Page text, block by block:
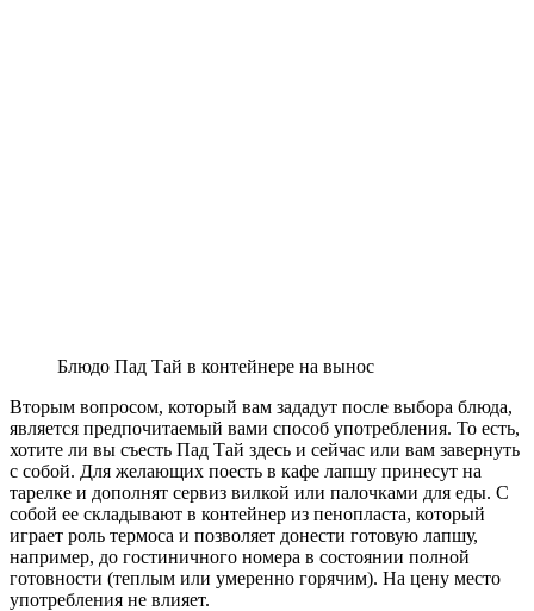
Блюдо Пад Тай в контейнере на вынос
Вторым вопросом, который вам зададут после выбора блюда,
является предпочитаемый вами способ употребления. То есть,
хотите ли вы съесть Пад Тай здесь и сейчас или вам завернуть
с собой. Для желающих поесть в кафе лапшу принесут на
тарелке и дополнят сервиз вилкой или палочками для еды. С
собой ее складывают в контейнер из пенопласта, который
играет роль термоса и позволяет донести готовую лапшу,
например, до гостиничного номера в состоянии полной
готовности (теплым или умеренно горячим). На цену место
употребления не влияет.